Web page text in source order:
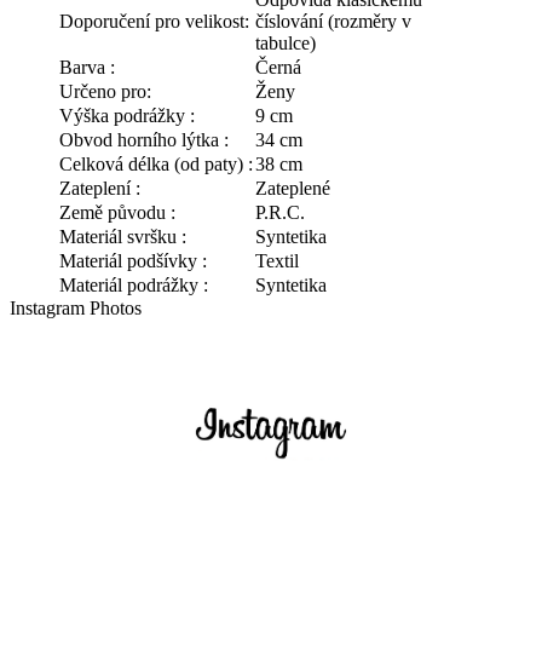
Doporučení pro velikost: číslování (rozměry v
tabulce)
Barva :
Černá
Určeno pro:
Ženy
Výška podrážky :
9 cm
Obvod horního lýtka :
34 cm
Celková délka (od paty) :38 cm
Zateplení :
Zateplené
Země původu :
P.R.C.
Materiál svršku :
Syntetika
Materiál podšívky :
Textil
Materiál podrážky :
Syntetika
Instagram Photos